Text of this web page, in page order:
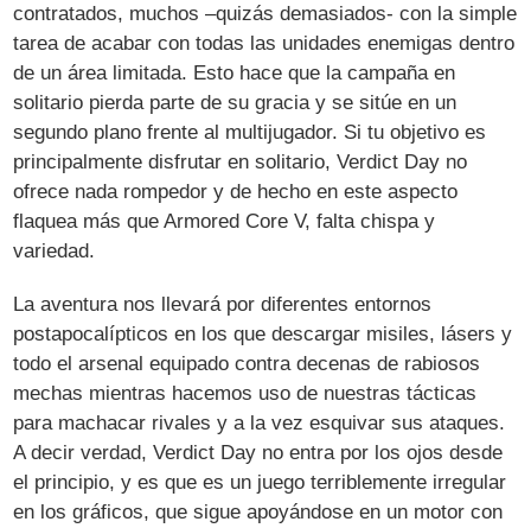
contratados, muchos –quizás demasiados- con la simple
tarea de acabar con todas las unidades enemigas dentro
de un área limitada. Esto hace que la campaña en
solitario pierda parte de su gracia y se sitúe en un
segundo plano frente al multijugador. Si tu objetivo es
principalmente disfrutar en solitario, Verdict Day no
ofrece nada rompedor y de hecho en este aspecto
flaquea más que Armored Core V, falta chispa y
variedad.
La aventura nos llevará por diferentes entornos
postapocalípticos en los que descargar misiles, lásers y
todo el arsenal equipado contra decenas de rabiosos
mechas mientras hacemos uso de nuestras tácticas
para machacar rivales y a la vez esquivar sus ataques.
A decir verdad, Verdict Day no entra por los ojos desde
el principio, y es que es un juego terriblemente irregular
en los gráficos, que sigue apoyándose en un motor con